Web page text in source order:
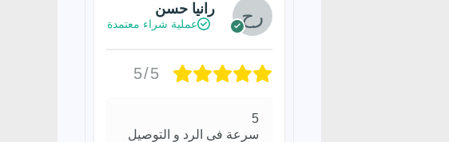
رانيا حسن
عملية شراء معتمدة
5/5
5
سرعة فى الرد و التوصيل